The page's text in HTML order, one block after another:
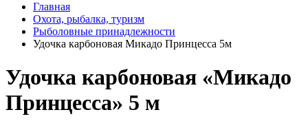
Главная
Охота, рыбалка, туризм
Рыболовные принадлежности
Удочка карбоновая Микадо Принцесса 5м
Удочка карбоновая «Микадо
Принцесса» 5 м